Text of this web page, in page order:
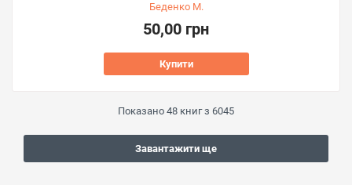
Беденко М.
50,00 грн
Купити
Показано 48 книг з 6045
Завантажити ще